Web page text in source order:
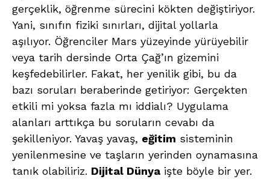
gerçeklik, öğrenme sürecini kökten değiştiriyor.
Yani, sınıfın fiziki sınırları, dijital yollarla
aşılıyor. Öğrenciler Mars yüzeyinde yürüyebilir
veya tarih dersinde Orta Çağ’ın gizemini
keşfedebilirler. Fakat, her yenilik gibi, bu da
bazı soruları beraberinde getiriyor: Gerçekten
etkili mi yoksa fazla mı iddialı? Uygulama
alanları arttıkça bu soruların cevabı da
şekilleniyor. Yavaş yavaş, eğitim sisteminin
yenilenmesine ve taşların yerinden oynamasına
tanık olabiliriz. Dijital Dünya işte böyle bir yer.